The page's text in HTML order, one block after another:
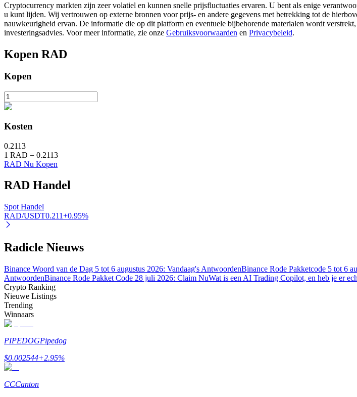
Launchpool
BTR-vergrendelingen
Exclusieve beleggingen voor BTR-houders
Door crypto ondersteunde leenservice
Cryptocurrency markten zijn zeer volatiel en kunnen snelle prijsfluctuaties ervaren. U bent als enige
u kunt lijden. Wij vertrouwen op externe bronnen voor prijs- en andere gegevens met betrekking tot de
nauwkeurigheid ervan. De informatie die op dit platform en eventuele bijbehorende materialen wordt
investeringsadvies. Voor meer informatie, zie onze Gebruiksvoorwaarden en Privacybeleid.
Kopen RAD
Kopen
Kosten
0.2113
1 RAD = 0.2113
RAD Nu Kopen
RAD Handel
Spot Handel
RAD/USDT0.211+0.95%
Radicle Nieuws
Binance Woord van de Dag 5 tot 6 augustus 2026: Vandaag's AntwoordenBinance Rode Pakketcode 5 tot 6
AntwoordenBinance Rode Pakket Code 28 juli 2026: Claim NuWat is een AI Trading Copilot, en heb je er
Crypto Ranking
Nieuwe Listings
Trending
Winnaars
PIPEDOGPipedog
$0.002544+2.95%
CCCanton